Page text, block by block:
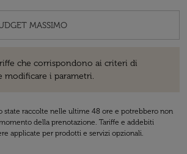
che corrispondono ai criteri di
modificare i parametri.
state raccolte nelle ultime 48 ore e potrebbero non
della prenotazione. Tariffe e addebiti
applicate per prodotti e servizi opzionali.